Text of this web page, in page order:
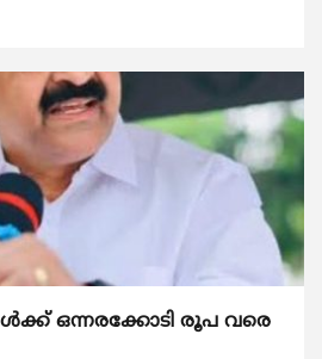
ഒന്നരക്കോടി രൂപ വരെ